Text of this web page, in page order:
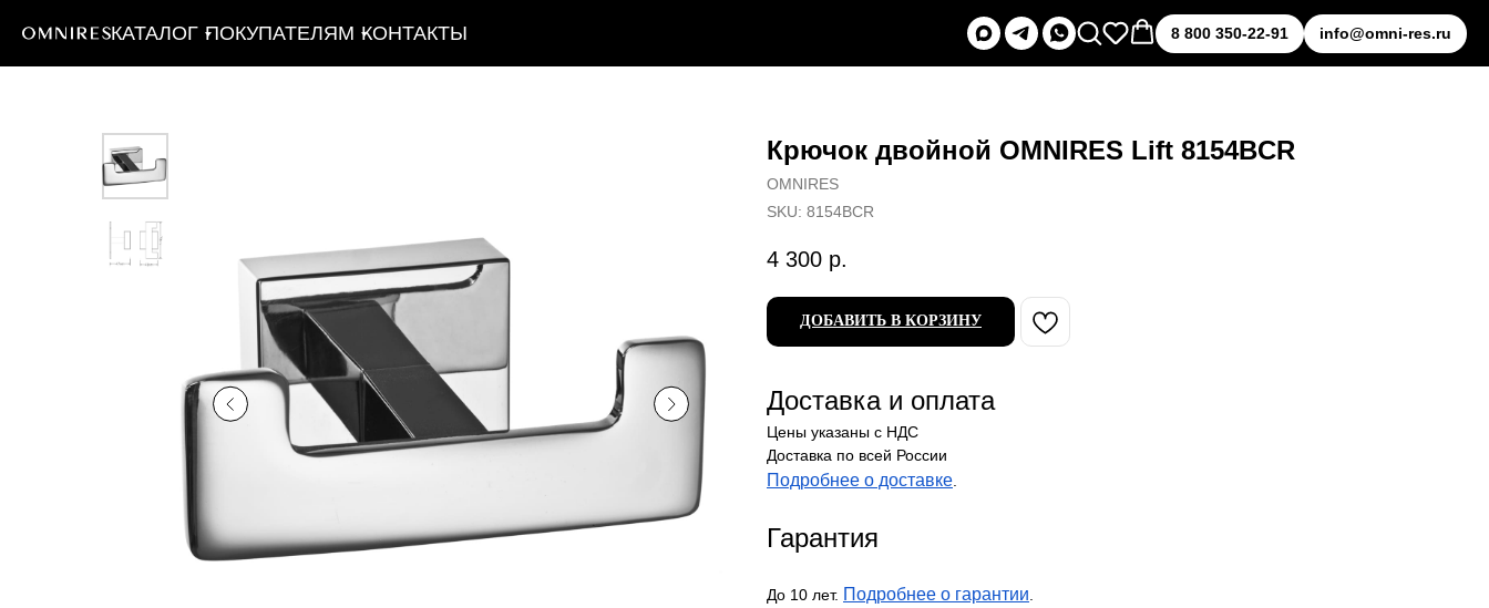
КАТАЛОГ ПОКУПАТЕЛЯМ КОНТАКТЫ 8 800 350-22-91 info@omni-res.ru
Крючок двойной OMNIRES Lift 8154BCR
OMNIRES
SKU: 8154BCR
4 300 р.
ДОБАВИТЬ В КОРЗИНУ
Доставка и оплата
Цены указаны с НДС
Доставка по всей России
Подробнее о доставке.
Гарантия
До 10 лет. Подробнее о гарантии.